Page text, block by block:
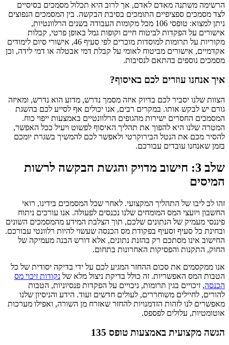
הרשימה משתנה מאדם לאדם, אך לרוב היא תכלול מסמכים בסיסיים
לצד מסמכים ספציפיים התומכים בסיבת הבקשה. בין המסמכים הנפוצים
ניתן למצוא: טופסי 106 מכל מקומות העבודה בשנים הרלוונטיות,
אישורים על הפקדות לביטוח חיים וקופות גמל באופן פרטי, קבלות
מקוריות על תרומות למוסדות מוכרים לפי סעיף 46, אישורי סיום לימודים
אקדמיים, אישורים מביטוח לאומי על קבלת דמי אבטלה או דמי לידה, וכן
מסמכים נוספים בהתאם לנסיבות.
איך אנחנו עוזרים לכם באיסוף?
הצוות שלנו יסביר לכם בדיוק איזה מסמך נדרש, מדוע הוא נדרש, ומאיזה
גורם יש לבקש אותו. במקרים רבים, אנו יכולים אף לסייע לכם בהשגת
המסמכים החסרים ישירות מהגופים הרלוונטיים באמצעות ייפוי כוח.
המטרה שלנו היא להפוך את תהליך האיסוף לפשוט ויעיל ככל האפשר,
להסיר מכם את הנטל הבירוקרטי ולאפשר לכם להמשיך בשגרת יומכם
בזמן שאנחנו עובדים עבורכם.
שלב 3: חישוב מדויק והגשת הבקשה לרשות
המיסים
זהו לב ליבו של התהליך המקצועי. לאחר שכל המסמכים בידינו, רואי
החשבון ויועצי המס המומחים שלנו נכנסים לפעולה. אנו עורכים ניתוח
פיננסי מעמיק של הנתונים שלכם, תוך הצלבת המידע מהמסמכים השונים
ובחינת כל סעיף וסעיף בפקודת מס הכנסה שעשוי להיות רלוונטי עבורכם.
החישוב אינו מסתכם רק בהזנת נתונים, אלא דורש הבנה מעמיקה של
החוק, התקנות והפסיקות האחרונות בתחום.
אנו ממקסמים את סכום ההחזר המגיע לכם על ידי בדיקה יסודית של כל
הטבות המס האפשריות. זה כולל בדיקת ניצול מלא של נקודות זיכוי מס
הכנסה, זיכויים בגין תרומות, ניכויים על הפקדות פנסיוניות, הטבות
להורים, לחיילים משוחררים, לעולים חדשים ועוד. הידע והניסיון שלנו
מאפשרים לנו לזהות הזדמנויות להחזר שאזרח מן השורה, ואפילו מערכות
אוטומטיות, עלולים לפספס.
הגשה מקצועית באמצעות טופס 135